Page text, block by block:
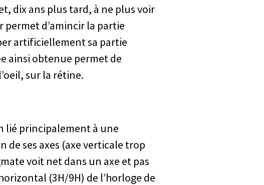
dix ans plus tard, à ne plus voir
permet d’amincir la partie
artificiellement sa partie
ainsi obtenue permet de
sur la rétine.
lié principalement à une
de ses axes (axe verticale trop
voit net dans un axe et pas
(3H/9H) de l’horloge de